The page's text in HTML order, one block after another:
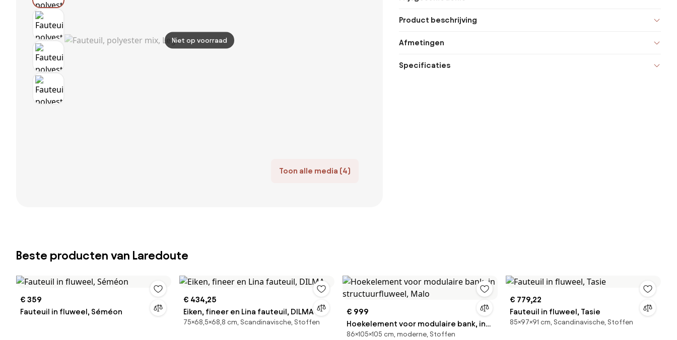
Toon alle media (4)
Niet op voorraad
Product beschrijving
Afmetingen
Specificaties
Beste producten van Laredoute
€ 359
Fauteuil in fluweel, Séméon
€ 434,25
Eiken, fineer en Lina fauteuil, DILMA
75×68,5×68,8 cm, Scandinavische, Stoffen
€ 999
Hoekelement voor modulaire bank, in
structuurfluweel, Malo
86×105×105 cm, moderne, Stoffen
€ 779,22
Fauteuil in fluweel, Tasie
85×97×91 cm, Scandinavische, Stoffen